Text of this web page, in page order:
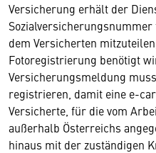
Versicherung erhält der
dem Versicherten
Fotoregistrierung benötigt
Versicherungsmeldung
registrieren, damit eine e-
Versicherte, für die vom
außerhalb Österreichs
hinaus mit der zuständigen